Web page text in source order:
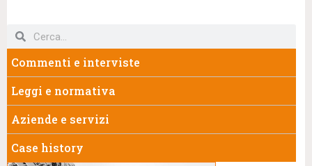
Commenti e interviste
Leggi e normativa
Aziende e servizi
Case history